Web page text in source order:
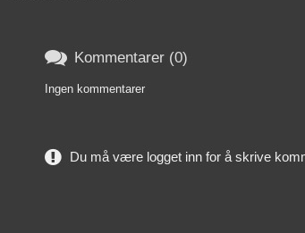
 Kommentarer (0)
Ingen kommentarer
Du må være logget inn for å skrive